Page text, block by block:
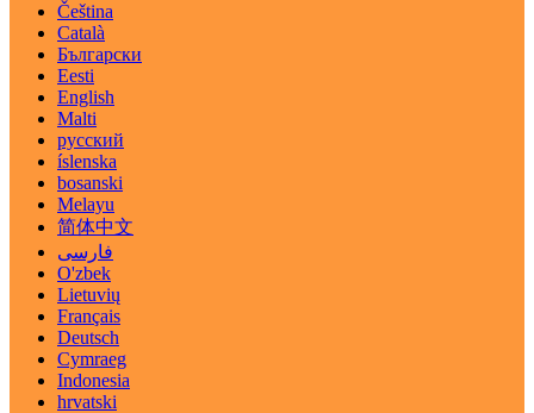
Čeština
Català
Български
Eesti
English
Malti
русский
íslenska
bosanski
Melayu
简体中文
فارسی
O'zbek
Lietuvių
Français
Deutsch
Cymraeg
Indonesia
hrvatski